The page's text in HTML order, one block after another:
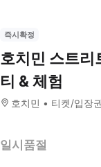
즉시확정
호치민 스트리
티 & 체험
호치민 티켓/입장권
일시품절